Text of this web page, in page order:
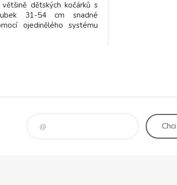
dětských kočárků s
31-54 cm snadné
ojedinělého systému
Chci